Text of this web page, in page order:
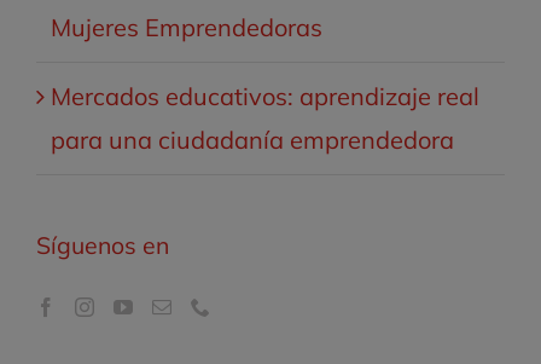
Mujeres Emprendedoras
Mercados educativos: aprendizaje real
para una ciudadanía emprendedora
Síguenos en